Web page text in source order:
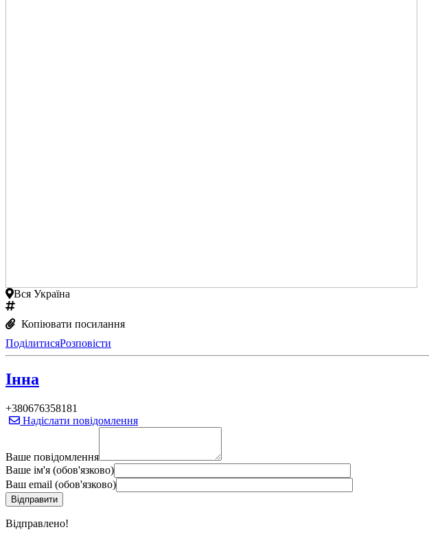
Вся Україна
Копіювати посилання
ПоділитисяРозповісти
Інна
+380676358181
Надіслати повідомлення
Ваше повідомлення
Ваше ім'я (обов'язково)
Ваш email (обов'язково)
Вiдправлено!